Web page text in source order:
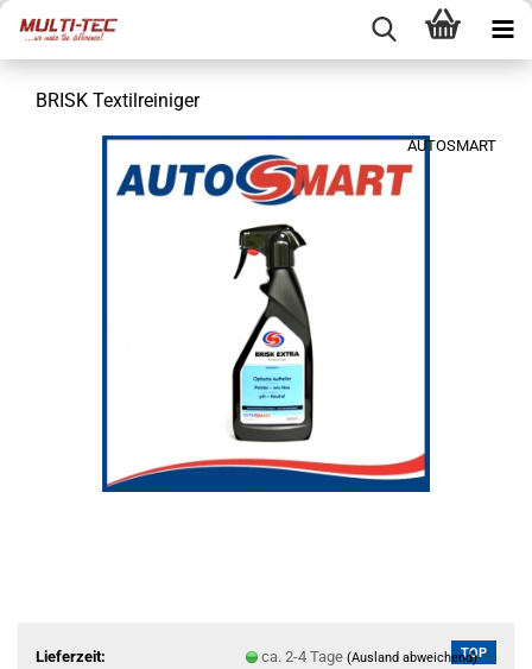
BRISK Textilreiniger
AUTOSMART
TOP
Lieferzeit: ca. 2-4 Tage (Ausland abweichend)